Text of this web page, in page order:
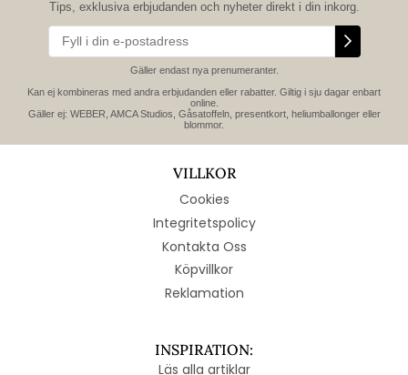
Tips, exklusiva erbjudanden och nyheter direkt i din inkorg.
Gäller endast nya prenumeranter.
Kan ej kombineras med andra erbjudanden eller rabatter. Giltig i sju dagar enbart
online.
Gäller ej: WEBER, AMCA Studios, Gåsatoffeln, presentkort, heliumballonger eller
blommor.
VILLKOR
Cookies
Integritetspolicy
Kontakta Oss
Köpvillkor
Reklamation
INSPIRATION:
Läs alla artiklar